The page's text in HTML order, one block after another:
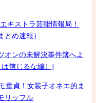
キストラ芸能情報局！
とめ速報）
オンの未解決事件簿へよ
信じるな編）]
貞！女装子オネエ的ま
リッフル